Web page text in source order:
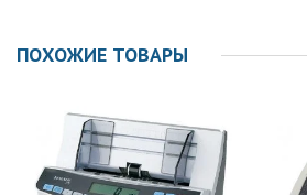
ПОХОЖИЕ ТОВАРЫ